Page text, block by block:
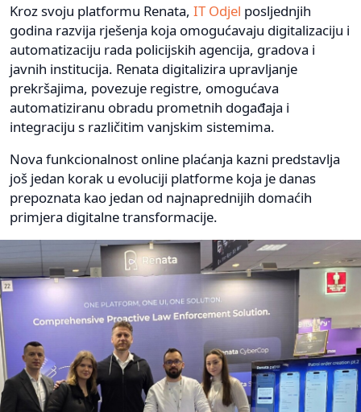
Kroz svoju platformu Renata, IT Odjel posljednjih
godina razvija rješenja koja omogućavaju digitalizaciju i
automatizaciju rada policijskih agencija, gradova i
javnih institucija. Renata digitalizira upravljanje
prekršajima, povezuje registre, omogućava
automatiziranu obradu prometnih događaja i
integraciju s različitim vanjskim sistemima.
Nova funkcionalnost online plaćanja kazni predstavlja
još jedan korak u evoluciji platforme koja je danas
prepoznata kao jedan od najnaprednijih domaćih
primjera digitalne transformacije.